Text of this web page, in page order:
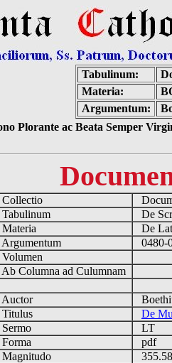
Tabulinum:
Materia:
Argumentum:
Plorante ac Beata Semper
Collectio
Tabulinum
De
Materia
De
Argumentum
0480-
Volumen
Ab Columna ad Culumnam
Auctor
Titulus
De
Sermo
LT
Forma
pdf
Magnitudo